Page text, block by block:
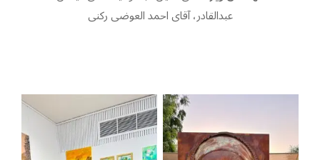
عبدالقادر، آقای احمد العوضی رکنی